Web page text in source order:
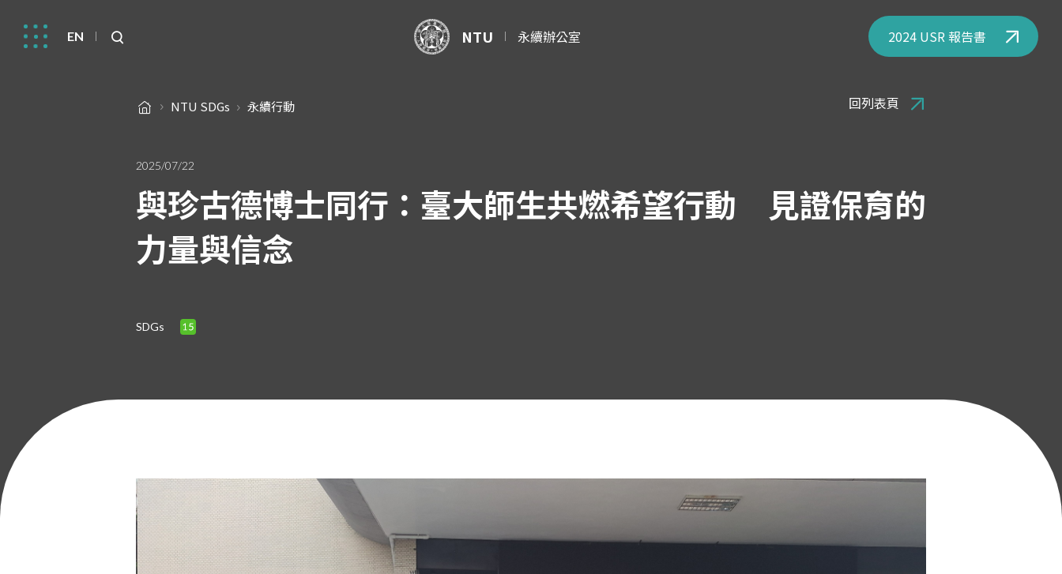
EN NTU 永續辦公室 2024 USR 報告書
NTU SDGs 永續行動 回列表頁
2025/07/22
與珍古德博士同行：臺大師生共燃希望行動 見證保育的
力量與信念
SDGs